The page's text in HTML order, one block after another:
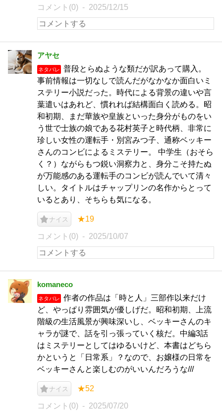
コメント(0) 2025/12/15
アヤセ
ネタバレ
普段とらぬような類だが訳あって購入。
事前情報は一切なしで読んだがなかなか面白いミ
ステリー小説だった。時代による背景の違いや言
葉遣いはあれど、慣れれば結構面白く読める。昭
和初期、まだ華族や皇族といった身分がものをい
う世で士族の娘である花村英子と時代柄、非常に
珍しい女性の運転手・別宮みつ子、通称ベッキー
さんのコンビによるミステリー。 中学生（おそら
く？）ながらもつ鋭い洞察力と、身分こそ持たぬ
が万能感のある運転手のコンビが読んでいて清々
しい。タイトルはチャップリンの名作からとって
いるとあり、そちらも気になる。
ナイス ★19
コメント(0) 2025/10/07
komaneco
ネタバレ
作者の作品は「時と人」三部作以来だけ
ど、やっぱり雰囲気が優しげだ。昭和初期、上流
階級の生活風景が興味深いし、ベッキーさんのキ
ャラが謎で、話を引っ張っていく核だ。中編3話
はミステリーとしてはゆるいけど、本書はどちら
かというと「日常系」？なので、お嬢様の日常を
ベッキーさんと楽しむのがいいんだろうな///
ナイス ★52
コメント(0) 2025/07/20